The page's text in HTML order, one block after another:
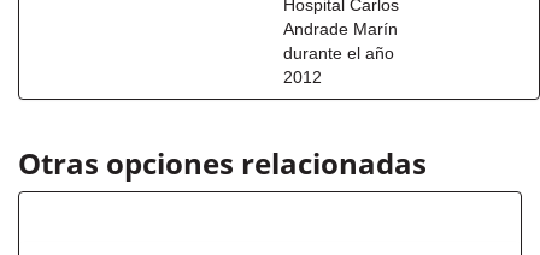
Hospital Carlos
Andrade Marín
durante el año
2012
Otras opciones relacionadas